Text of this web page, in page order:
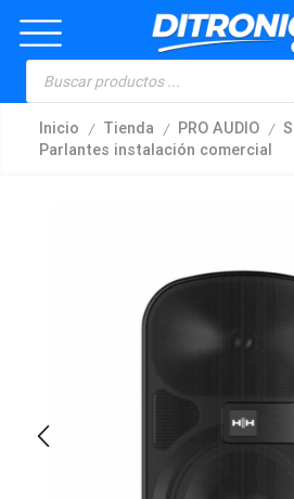
Inicio / Tienda / PRO AUDIO /
Parlantes instalación comercial